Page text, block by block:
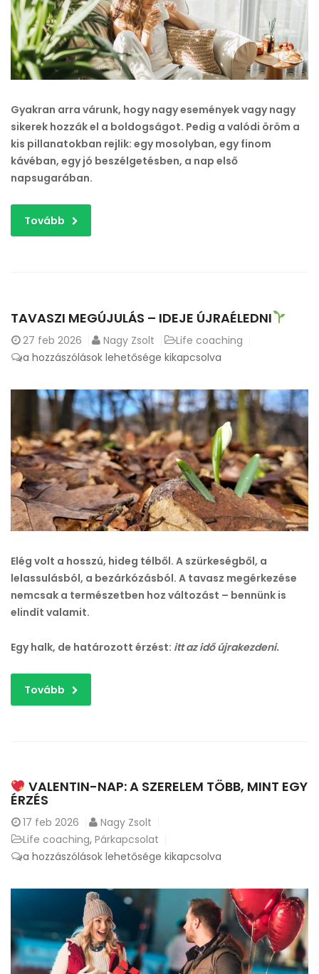
a
mindennapokban?
bejegyzéshez
Gyakran arra várunk, hogy nagy események vagy nagy
sikerek hozzák el a boldogságot. Pedig a valódi öröm a
kis pillanatokban rejlik: egy mosolyban, egy finom
kávéban, egy jó beszélgetésben, a nap első
napsugarában.
Tovább
TAVASZI MEGÚJULÁS – IDEJE ÚJRAÉLEDNI
27 feb 2026 Nagy Zsolt
Life coaching
Tavaszi
–
újraéledni
bejegyzéshez
a hozzászólások lehetősége kikapcsolva
Elég volt a hosszú, hideg télből. A szürkeségből, a
lelassulásból, a bezárkózásból. A tavasz megérkezése
nemcsak a természetben hoz változást – bennünk is
elindít valamit.
Egy halk, de határozott érzést: itt az idő újrakezdeni.
Tovább
VALENTIN-NAP: A SZERELEM TÖBB, MINT EGY
ÉRZÉS
17 feb 2026
Nagy Zsolt
Life coaching, Párkapcsolat
nap:
több,
mint
a hozzászólások lehetősége kikapcsolva